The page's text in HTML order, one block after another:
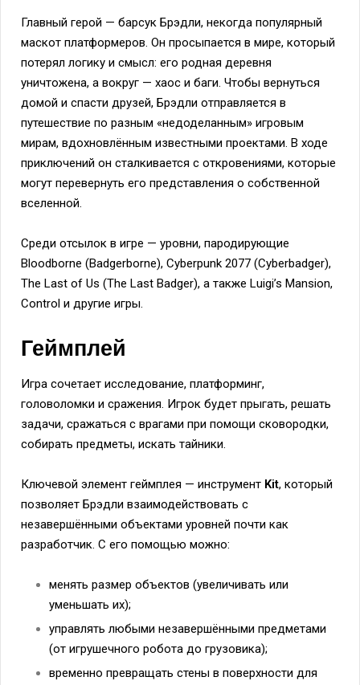
Главный герой — барсук Брэдли, некогда популярный
маскот платформеров. Он просыпается в мире, который
потерял логику и смысл: его родная деревня
уничтожена, а вокруг — хаос и баги. Чтобы вернуться
домой и спасти друзей, Брэдли отправляется в
путешествие по разным «недоделанным» игровым
мирам, вдохновлённым известными проектами. В ходе
приключений он сталкивается с откровениями, которые
могут перевернуть его представления о собственной
вселенной.
Среди отсылок в игре — уровни, пародирующие
Bloodborne (Badgerborne), Cyberpunk 2077 (Cyberbadger),
The Last of Us (The Last Badger), а также Luigi’s Mansion,
Control и другие игры.
Геймплей
Игра сочетает исследование, платформинг,
головоломки и сражения. Игрок будет прыгать, решать
задачи, сражаться с врагами при помощи сковородки,
собирать предметы, искать тайники.
Ключевой элемент геймплея — инструмент Kit, который
позволяет Брэдли взаимодействовать с
незавершёнными объектами уровней почти как
разработчик. С его помощью можно:
менять размер объектов (увеличивать или
уменьшать их);
управлять любыми незавершёнными предметами
(от игрушечного робота до грузовика);
временно превращать стены в поверхности для